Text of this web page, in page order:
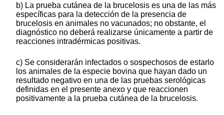
b) La prueba cutánea de la brucelosis es una de las más
específicas para la detección de la presencia de
brucelosis en animales no vacunados; no obstante, el
diagnóstico no deberá realizarse únicamente a partir de
reacciones intradérmicas positivas.
c) Se considerarán infectados o sospechosos de estarlo
los animales de la especie bovina que hayan dado un
resultado negativo en una de las pruebas serológicas
definidas en el presente anexo y que reaccionen
positivamente a la prueba cutánea de la brucelosis.